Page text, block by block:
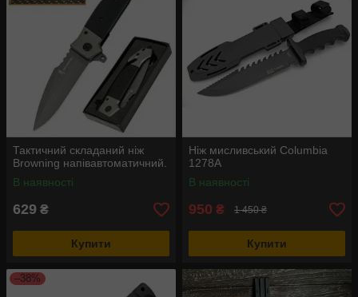
Тактичний складаний ніж
Browning напівавтоматичний.
В наявності
629 ₴
Купити
Ніж мисливський Columbia
1278A
В наявності
950 ₴ 1 450 ₴
Купити
–38%